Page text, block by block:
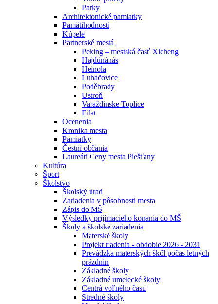
Parky
Architektonické pamiatky
Pamätihodnosti
Kúpele
Partnerské mestá
Peking – mestská časť Xicheng
Hajdúnánás
Heinola
Luhačovice
Poděbrady
Ustroň
Varaždinske Toplice
Eilat
Ocenenia
Kronika mesta
Pamiatky
Čestní občania
Laureáti Ceny mesta Piešťany
Kultúra
Šport
Školstvo
Školský úrad
Zariadenia v pôsobnosti mesta
Zápis do MŠ
Výsledky prijímacieho konania do MŠ
Školy a školské zariadenia
Materské školy
Projekt riadenia - obdobie 2026 - 2031
Prevádzka materských škôl počas letných
prázdnin
Základné školy
Základné umelecké školy
Centrá voľného času
Stredné školy